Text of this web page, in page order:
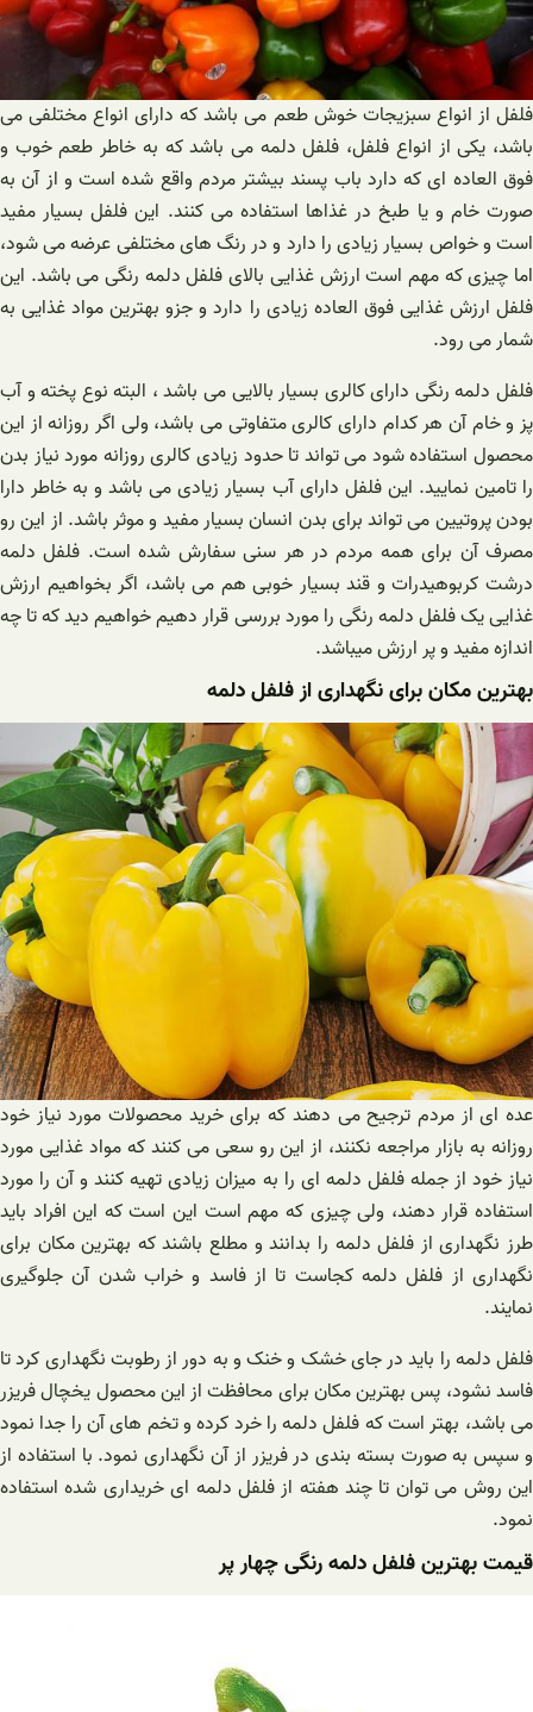
فلفل از انواع سبزیجات خوش طعم می باشد که دارای انواع مختلفی می
باشد، یکی از انواع فلفل، فلفل دلمه می باشد که به خاطر طعم خوب و
فوق العاده ای که دارد باب پسند بیشتر مردم واقع شده است و از آن به
صورت خام و یا طبخ در غذاها استفاده می کنند. این فلفل بسیار مفید
است ‌‌و خواص بسیار زیادی را دارد و در رنگ های مختلفی عرضه می شود،
اما چیزی که مهم است ارزش غذایی بالای فلفل دلمه رنگی می باشد. این
فلفل ارزش غذایی فوق العاده زیادی را دارد و جزو بهترین مواد غذایی به
شمار می رود.
فلفل دلمه رنگی دارای کالری بسیار بالایی می باشد ، البته نوع پخته و آب
پز و خام آن هر کدام دارای کالری متفاوتی می باشد، ولی اگر روزانه از این
محصول استفاده شود می تواند تا حدود زیادی کالری روزانه مورد نیاز بدن
را تامین نمایید. این فلفل دارای آب بسیار زیادی می باشد و به خاطر دارا
بودن پروتیین می تواند برای بدن انسان بسیار مفید و موثر باشد. از این رو
مصرف آن برای همه مردم در هر سنی سفارش شده است. فلفل دلمه
درشت کربوهیدرات و قند بسیار خوبی هم می باشد، اگر بخواهیم ارزش
غذایی یک فلفل دلمه رنگی را مورد بررسی قرار دهیم خواهیم دید که تا چه
اندازه مفید و پر ارزش میباشد.
بهترین مکان برای نگهداری از فلفل دلمه
عده ای از مردم ترجیح می دهند که برای خرید محصولات مورد نیاز خود
روزانه به بازار مراجعه نکنند، از این رو سعی می کنند که مواد غذایی مورد
نیاز خود از جمله فلفل دلمه ای را به میزان زیادی تهیه کنند و آن را مورد
استفاده قرار دهند، ولی چیزی که مهم است این است که این افراد باید
طرز نگهداری از فلفل دلمه را بدانند و مطلع باشند که بهترین مکان برای
نگهداری از فلفل دلمه کجاست تا از فاسد و خراب شدن آن جلوگیری
نمایند.
فلفل دلمه را باید در جای خشک و خنک و به دور از رطوبت نگهداری کرد تا
فاسد نشود، پس بهترین مکان برای محافظت از این محصول یخچال فریزر
می باشد، بهتر است که فلفل دلمه را خرد کرده و تخم های آن را جدا نمود
و سپس به صورت بسته بندی در فریزر از آن نگهداری نمود. با استفاده از
این روش می توان تا چند هفته از فلفل دلمه ای خریداری شده استفاده
نمود.
قیمت بهترین فلفل دلمه رنگی چهار پر